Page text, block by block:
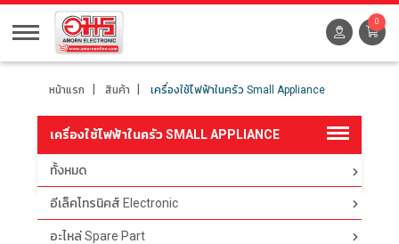
0
หน้าแรก สินค้า เครื่องใช้ไฟฟ้าในครัว Small Appliance
เครื่องใช้ไฟฟ้าในครัว SMALL APPLIANCE
ทั้งหมด
อีเล็คโทรนิคส์ Electronic
อะไหล่ Spare Part
ตัวกรอง